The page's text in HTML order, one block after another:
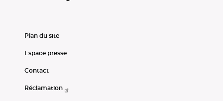
Plan du site
Espace presse
Contact
Réclamation